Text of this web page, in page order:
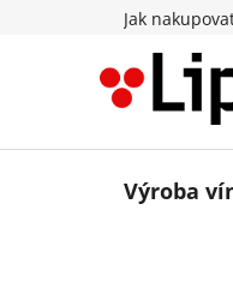
Jak
Výroba